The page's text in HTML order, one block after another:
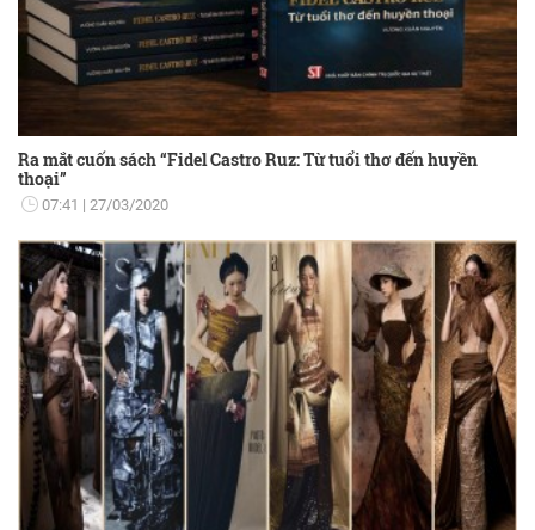
Ra mắt cuốn sách “Fidel Castro Ruz: Từ tuổi thơ đến huyền
thoại”
07:41 27/03/2020